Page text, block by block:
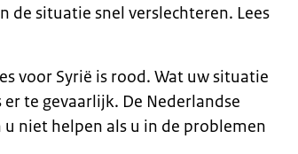
de situatie snel verslechteren. Lees
voor Syrië is rood. Wat uw situatie
te gevaarlijk. De Nederlandse
u niet helpen als u in de problemen